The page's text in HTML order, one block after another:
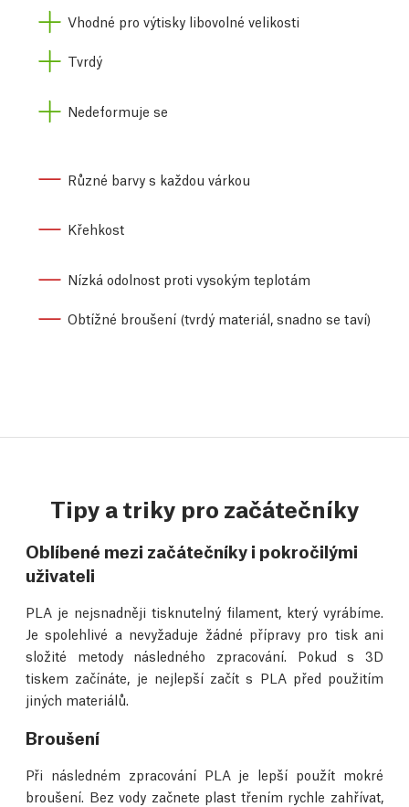
Vhodné pro výtisky libovolné velikosti
Tvrdý
Nedeformuje se
Různé barvy s každou várkou
Křehkost
Nízká odolnost proti vysokým teplotám
Obtížné broušení (tvrdý materiál, snadno se taví)
Tipy a triky pro začátečníky
Oblíbené mezi začátečníky i pokročilými
uživateli
PLA je nejsnadněji tisknutelný filament, který vyrábíme.
Je spolehlivé a nevyžaduje žádné přípravy pro tisk ani
složité metody následného zpracování. Pokud s 3D
tiskem začínáte, je nejlepší začít s PLA před použitím
jiných materiálů.
Broušení
Při následném zpracování PLA je lepší použít mokré
broušení. Bez vody začnete plast třením rychle zahřívat,